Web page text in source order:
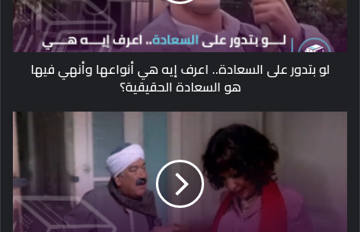
لو بتدور على السعادة.. اعرف إيه هي أنواعها وأنهي فيها
هو السعادة الحقيقية؟